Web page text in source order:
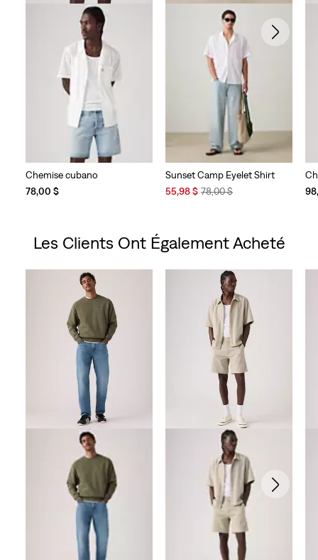
Chemise cubano
78,00 $
Sunset Camp Eyelet Shirt
Sale
55,98 $ Original
78,00 $
Les Clients Ont Également Acheté